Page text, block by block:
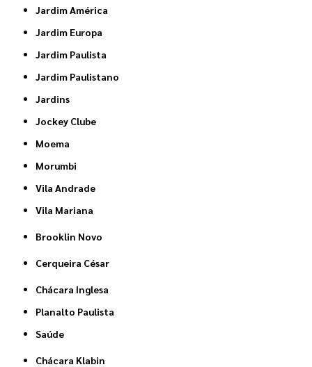
Jardim América
Jardim Europa
Jardim Paulista
Jardim Paulistano
Jardins
Jockey Clube
Moema
Morumbi
Vila Andrade
Vila Mariana
Brooklin Novo
Cerqueira César
Chácara Inglesa
Planalto Paulista
Saúde
Chácara Klabin